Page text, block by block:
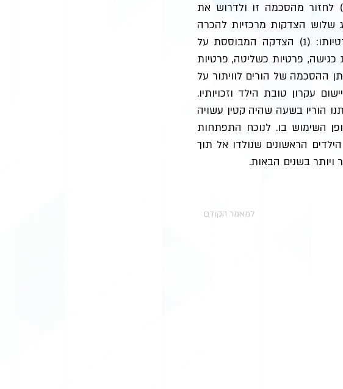
לחזור מהסכמה זו ולדרוש את
הצדקות מרכזיות להכרה
בזכותו של אדם לחזור מהסכמה שנתנו הוריו לוויתור על פרטיותו: (1) הצדקה המבוססת על
כגישה, פרטיות כשליטה, פרטיות
מתן ההסכמה של הורים לוויתור על
יישום עקרון טובת הילד וזכויותיו.
הוריו בשעה שהיה קטין עשויה
השימוש בו. לנוכח התפתחות
הראשונים שנולדו אל תוך
ויותר בשנים הבאות.
למאמר הקודם